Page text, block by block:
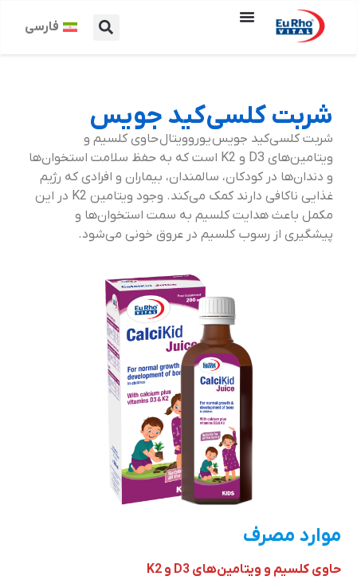
فارسی
شربت کلسی‌کید جویس
شربت کلسی‌کید جویس یوروویتال حاوی کلسیم و
ویتامین‌های D3 و K2 است که به حفظ سلامت استخوان‌ها
و دندان‌ها در کودکان، سالمندان، بیماران و افرادی که رژیم
غذایی‌ ناکافی دارند کمک می‌کند. وجود ویتامین K2 در این
مکمل باعث هدایت کلسیم به سمت استخوان‌ها و
پیشگیری از رسوب کلسیم در عروق خونی می‌شود.
موارد مصرف
حاوی کلسیم و ویتامین‌های D3 و K2